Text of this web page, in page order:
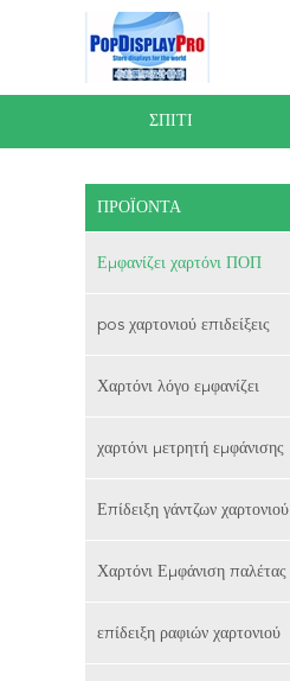
ΣΠΊΤΙ
ΠΡΟΪΌΝΤΑ
Εμφανίζει χαρτόνι ΠΟΠ
pos χαρτονιού επιδείξεις
Χαρτόνι λόγο εμφανίζει
χαρτόνι μετρητή εμφάνισης
Επίδειξη γάντζων χαρτονιού
Χαρτόνι Εμφάνιση παλέτας
επίδειξη ραφιών χαρτονιού